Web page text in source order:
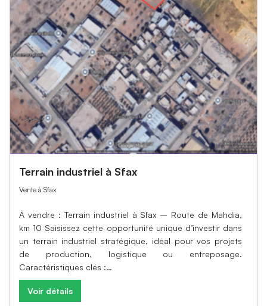
Terrain industriel à Sfax
Vente à Sfax
À vendre : Terrain industriel à Sfax – Route de Mahdia,
km 10 Saisissez cette opportunité unique d’investir dans
un terrain industriel stratégique, idéal pour vos projets
de production, logistique ou entreposage.
Caractéristiques clés :…
Voir détails